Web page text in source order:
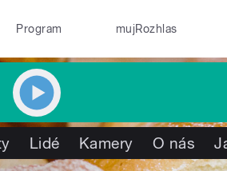
Program mujRozhlas
Lidé Kamery O nás